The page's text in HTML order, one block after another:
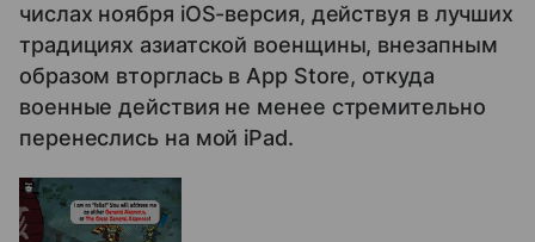
числах ноября iOS-версия, действуя в лучших
традициях азиатской военщины, внезапным
образом вторглась в App Store, откуда
военные действия не менее стремительно
перенеслись на мой iPad.